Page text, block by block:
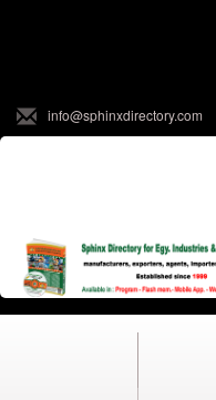
info@sphinxdirectory.com